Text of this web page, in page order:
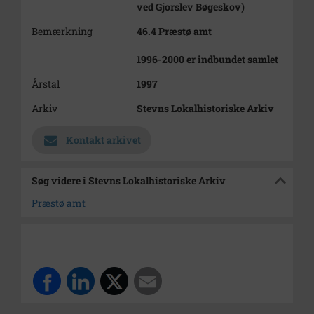
ved Gjorslev Bøgeskov)
Bemærkning
46.4 Præstø amt
1996-2000 er indbundet samlet
Årstal
1997
Arkiv
Stevns Lokalhistoriske Arkiv
Kontakt arkivet
Søg videre i Stevns Lokalhistoriske Arkiv
Præstø amt